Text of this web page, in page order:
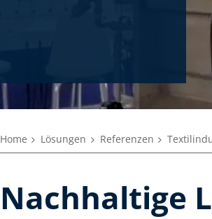
Home Lösungen Referenzen
Nachhaltige